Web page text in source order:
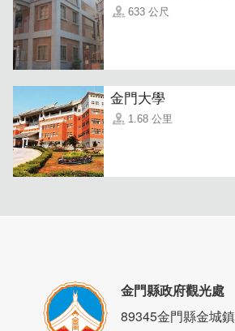
633 公尺
金門大學
1.68 公里
金門縣政府觀光處
89345金門縣金城